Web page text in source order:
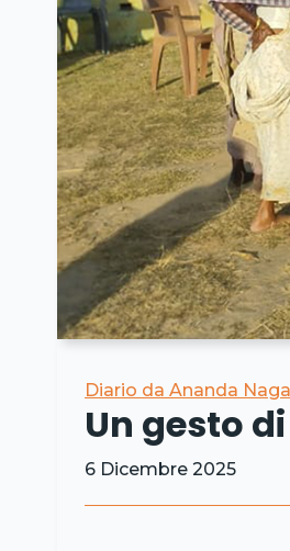
Diario da Ananda
Un gesto
6 Dicembre 2025